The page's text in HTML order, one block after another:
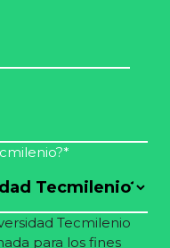
*
Tecmilenio
para los fines